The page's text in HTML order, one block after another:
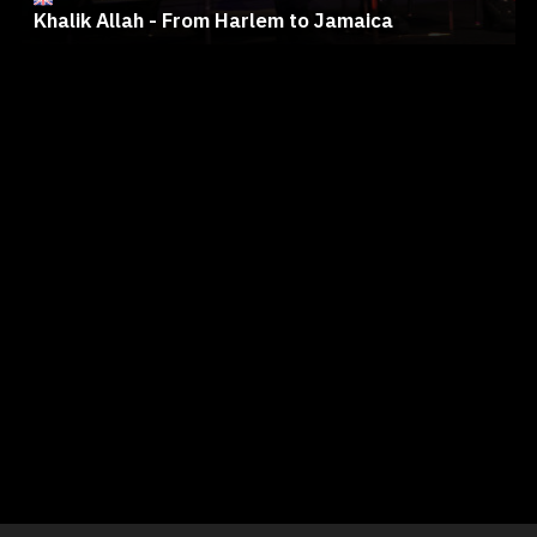
Khalik Allah - From Harlem to Jamaica